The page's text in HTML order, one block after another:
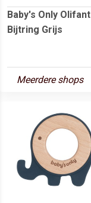
Baby's Only Olifant
Bijtring Grijs
Meerdere shops